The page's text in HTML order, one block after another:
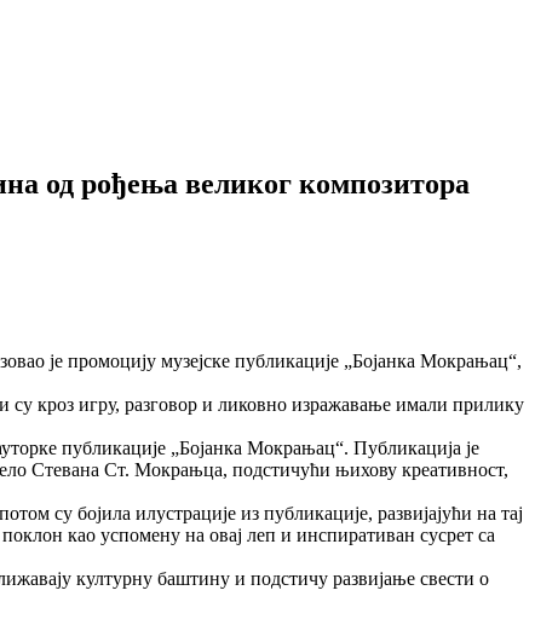
од рођења великог композитора
је промоцију музејске публикације „Бојанка Мокрањац“,
кроз игру, разговор и ликовно изражавање имали прилику
публикације „Бојанка Мокрањац“. Публикација је
Стевана Ст. Мокрањца, подстичући њихову креативност,
су бојила илустрације из публикације, развијајући на тај
као успомену на овај леп и инспиративан сусрет са
културну баштину и подстичу развијање свести о